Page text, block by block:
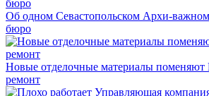
Об одном Севастопольском Архи-
бюро
Новые отделочные материалы поменяют
ремонт